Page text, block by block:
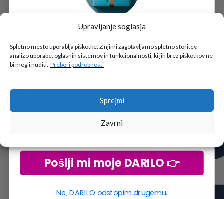
Upravljanje soglasja
Spletno mesto uporablja piškotke. Z njimi zagotavljamo spletno storitev,
analizo uporabe, oglasnih sistemov in funkcionalnosti, ki jih brez piškotkov ne
bi mogli nuditi. Preberi podrobnosti
Sprejmi
Zavrni
Tukaj je!
🎁 DARILO
Vpiši podatke za prejem darila
Pošlji mi moje DARILO 👉
Ne, DARILO odstopim drugemu.